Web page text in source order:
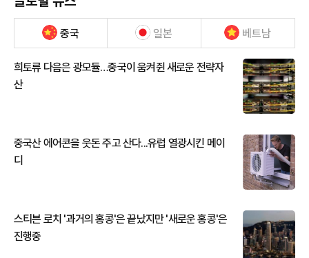
중국 일본 베트남
희토류 다음은 광모듈…중국이 움켜쥔 새로운 전략자
산
중국산 에어콘을 웃돈 주고 산다...유럽 열광시킨 메이
디
스티븐 로치 '과거의 홍콩'은 끝났지만 '새로운 홍콩'은
진행중